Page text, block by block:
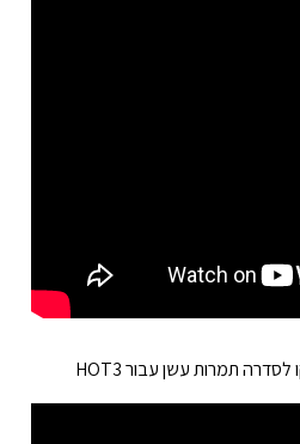
לסדרה תמרות עשן עבורHOT3